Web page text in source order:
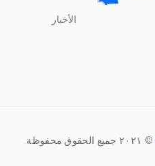
الأخبار
© ٢٠٢١ جميع الحقوق محفوظة.